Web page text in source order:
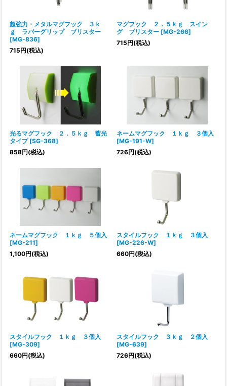
超強力・メタルマグフック ３ｋ
ｇ ラバーグリップ ブリスター
[MG-836]
715円(税込)
マグフック ２．５ｋｇ スイン
グ ブリスター [MG-266]
715円(税込)
光るマグフック ２．５ｋｇ 蓄光
タイプ [SG-368]
858円(税込)
ネームマグフック １ｋｇ ３個入
[MG-191-W]
726円(税込)
ネームマグフック １ｋｇ ５個入
[MG-211]
1,100円(税込)
スタイルフック １ｋｇ ３個入
[MG-226-W]
660円(税込)
スタイルフック １ｋｇ ３個入
[MG-309]
660円(税込)
スタイルフック ３ｋｇ ２個入
[MG-639]
726円(税込)